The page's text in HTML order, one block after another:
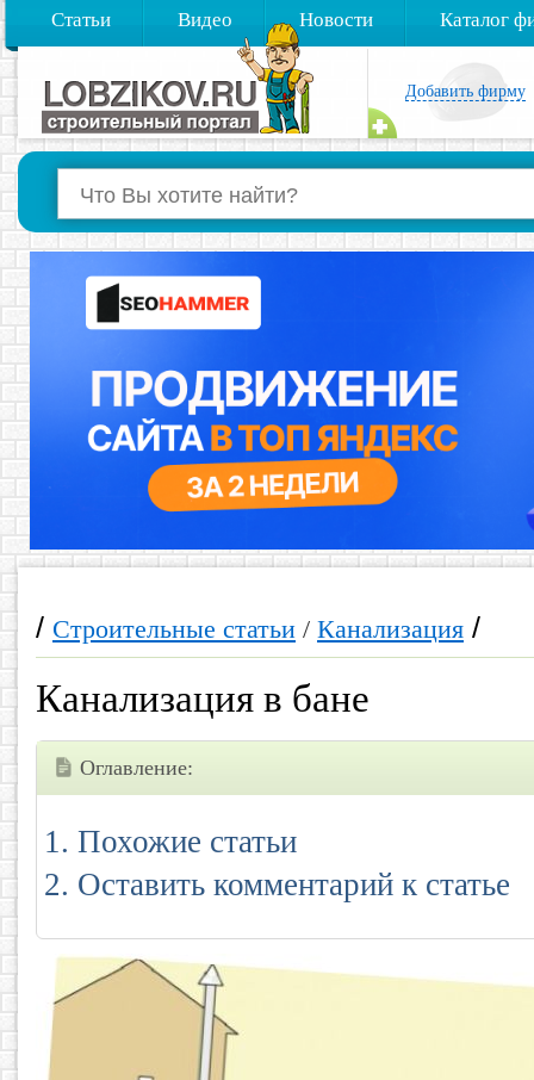
Статьи Видео Новости Каталог
Добавить фирму
/ Строительные статьи / Канализация /
Канализация в бане
Оглавление:
Похожие статьи
Оставить комментарий к статье